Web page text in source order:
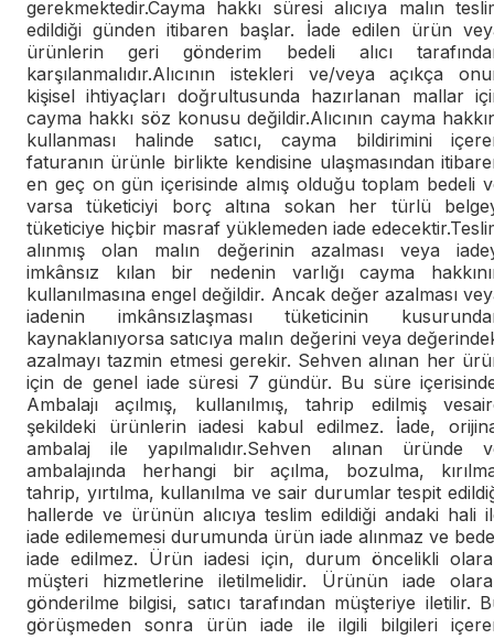
gerekmektedir.Cayma hakkı süresi alıcıya malın
edildiği günden itibaren başlar. İade edilen ürün
ürünlerin geri gönderim bedeli alıcı
karşılanmalıdır.Alıcının istekleri ve/veya açıkça
kişisel ihtiyaçları doğrultusunda hazırlanan mallar
cayma hakkı söz konusu değildir.Alıcının cayma
kullanması halinde satıcı, cayma bildirimini
faturanın ürünle birlikte kendisine ulaşmasından
en geç on gün içerisinde almış olduğu toplam bedeli
varsa tüketiciyi borç altına sokan her türlü
tüketiciye hiçbir masraf yüklemeden iade
alınmış olan malın değerinin azalması veya
imkânsız kılan bir nedenin varlığı cayma
kullanılmasına engel değildir. Ancak değer azalması
iadenin imkânsızlaşması tüketicinin
kaynaklanıyorsa satıcıya malın değerini veya
azalmayı tazmin etmesi gerekir. Sehven alınan her
için de genel iade süresi 7 gündür. Bu süre
Ambalajı açılmış, kullanılmış, tahrip edilmiş
şekildeki ürünlerin iadesi kabul edilmez. İade,
ambalaj ile yapılmalıdır.Sehven alınan üründe
ambalajında herhangi bir açılma, bozulma,
tahrip, yırtılma, kullanılma ve sair durumlar tespit
hallerde ve ürünün alıcıya teslim edildiği andaki hali
iade edilememesi durumunda ürün iade alınmaz ve
iade edilmez. Ürün iadesi için, durum öncelikli
müşteri hizmetlerine iletilmelidir. Ürünün iade
gönderilme bilgisi, satıcı tarafından müşteriye iletilir.
görüşmeden sonra ürün iade ile ilgili bilgileri